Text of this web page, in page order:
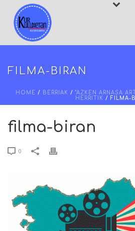
FILMA-BIRAN
HOME / BERRIAK / "AZKEN ARNASA
HERRITIK / FILMA-
filma-biran
0